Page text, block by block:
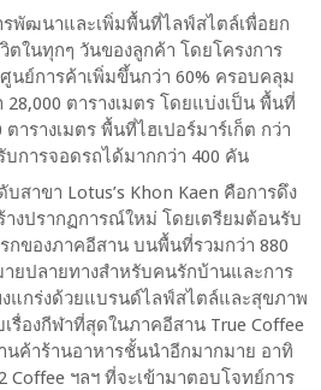
รพัฒนาและเพิ่มพื้นที่ไลฟ์สไตล์เพื่อยก
ในทุกๆ วันของลูกค้า โดยโครงการ
นย์การค้าเพิ่มขึ้นกว่า 60% ครอบคลุม
28,000 ตารางเมตร โดยแบ่งเป็น พื้นที่
ตารางเมตร พื้นที่ไฮเปอร์มาร์เก็ต กว่า
บการจอดรถได้มากกว่า 400 คัน
บสาขา Lotus’s Khon Kaen คือการดึง
งปรากฏการณ์ใหม่ โดยเตรียมต้อนรับ
กของภาคอีสาน บนพื้นที่รวมกว่า 880
ายปลายทางสำหรับคนรักบ้านและการ
แกร่งด้วยแบรนด์ไลฟ์สไตล์และสุขภาพ
เรื่องกีฬาที่สุดในภาคอีสาน True Coffee
นค้าร้านอาหารชั้นนำอีกมากมาย อาทิ
Coffee ฯลฯ ที่จะเข้ามาตอบโจทย์การ